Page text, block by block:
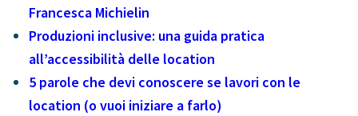
Francesca Michielin
Produzioni inclusive: una guida pratica
all’accessibilità delle location
5 parole che devi conoscere se lavori con le
location (o vuoi iniziare a farlo)